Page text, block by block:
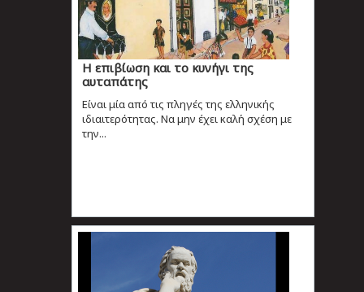
Η επιβίωση και το κυνήγι της
αυταπάτης
Είναι μία από τις πληγές της ελληνικής
ιδιαιτερότητας. Να μην έχει καλή σχέση με
την...